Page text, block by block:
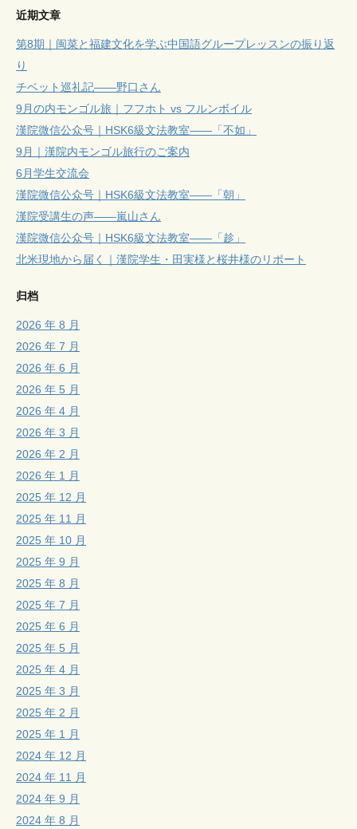
近期文章
第8期｜闽菜と福建文化を学ぶ中国語グループレッスンの振り返
り
チベット巡礼記——野口さん
9月の内モンゴル旅｜フフホト vs フルンボイル
漢院微信公众号｜HSK6級文法教室——「不如」
9月｜漢院内モンゴル旅行のご案内
6月学生交流会
漢院微信公众号｜HSK6級文法教室——「朝」
漢院受講生の声——嵐山さん
漢院微信公众号｜HSK6級文法教室——「趁」
北米現地から届く｜漢院学生・田実様と桜井様のリポート
归档
2026 年 8 月
2026 年 7 月
2026 年 6 月
2026 年 5 月
2026 年 4 月
2026 年 3 月
2026 年 2 月
2026 年 1 月
2025 年 12 月
2025 年 11 月
2025 年 10 月
2025 年 9 月
2025 年 8 月
2025 年 7 月
2025 年 6 月
2025 年 5 月
2025 年 4 月
2025 年 3 月
2025 年 2 月
2025 年 1 月
2024 年 12 月
2024 年 11 月
2024 年 9 月
2024 年 8 月